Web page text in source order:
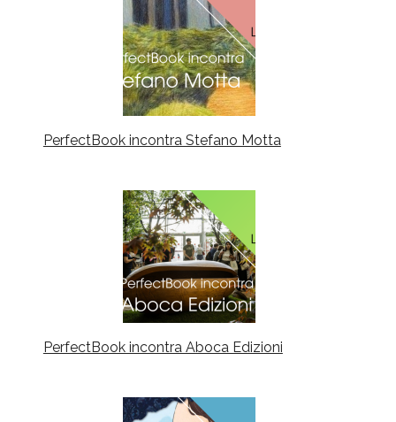
PerfectBook incontra Stefano Motta
PerfectBook incontra Aboca Edizioni